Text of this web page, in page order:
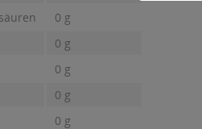
0 g
0 g
0 g
0 g
0 g